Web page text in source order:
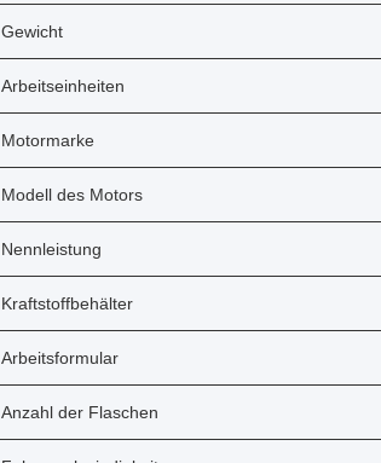
Gewicht
Arbeitseinheiten
Motormarke
Modell des Motors
Nennleistung
Kraftstoffbehälter
Arbeitsformular
Anzahl der Flaschen